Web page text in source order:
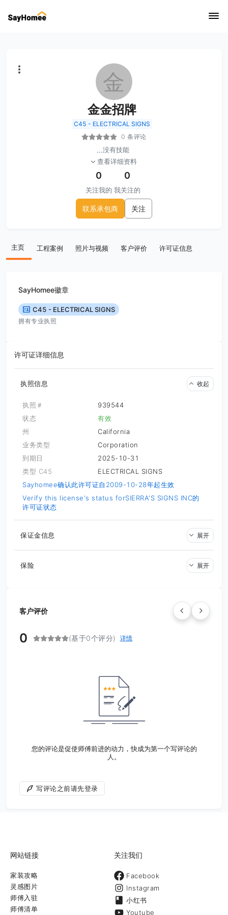
金
金金招牌
C45 - ELECTRICAL SIGNS
0 条评论
...没有技能
查看详细资料
0
关注我的
0
我关注的
联系承包商 关注
主页 工程案例 照片与视频 客户评价 许可证信息
SayHomee徽章
C45 - ELECTRICAL SIGNS
拥有专业执照
许可证详细信息
执照信息 收起
执照＃
939544
状态
有效
州
California
业务类型
Corporation
到期日
2025-10-31
类型 C45
ELECTRICAL SIGNS
Sayhomee确认此许可证自2009-10-28年起生效
Verify this license's status forSIERRA'S SIGNS INC的
许可证状态
保证金信息 展开
保险 展开
客户评价
0 (基于0个评分) 详情
您的评论是促使师傅前进的动力，快成为第一个写评论的
人。
写评论之前请先登录
网站链接
家装攻略
灵感图片
师傅入驻
师傅清单
关注我们
Facebook
Instagram
小红书
Youtube